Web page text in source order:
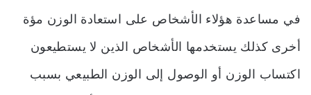
في مساعدة هؤلاء الأشخاص على استعادة الوزن مؤة
أخرى كذلك يستخدمها الأشخاص الذين لا يستطيعون
اكتساب الوزن أو الوصول إلى الوزن الطبيعي بسبب